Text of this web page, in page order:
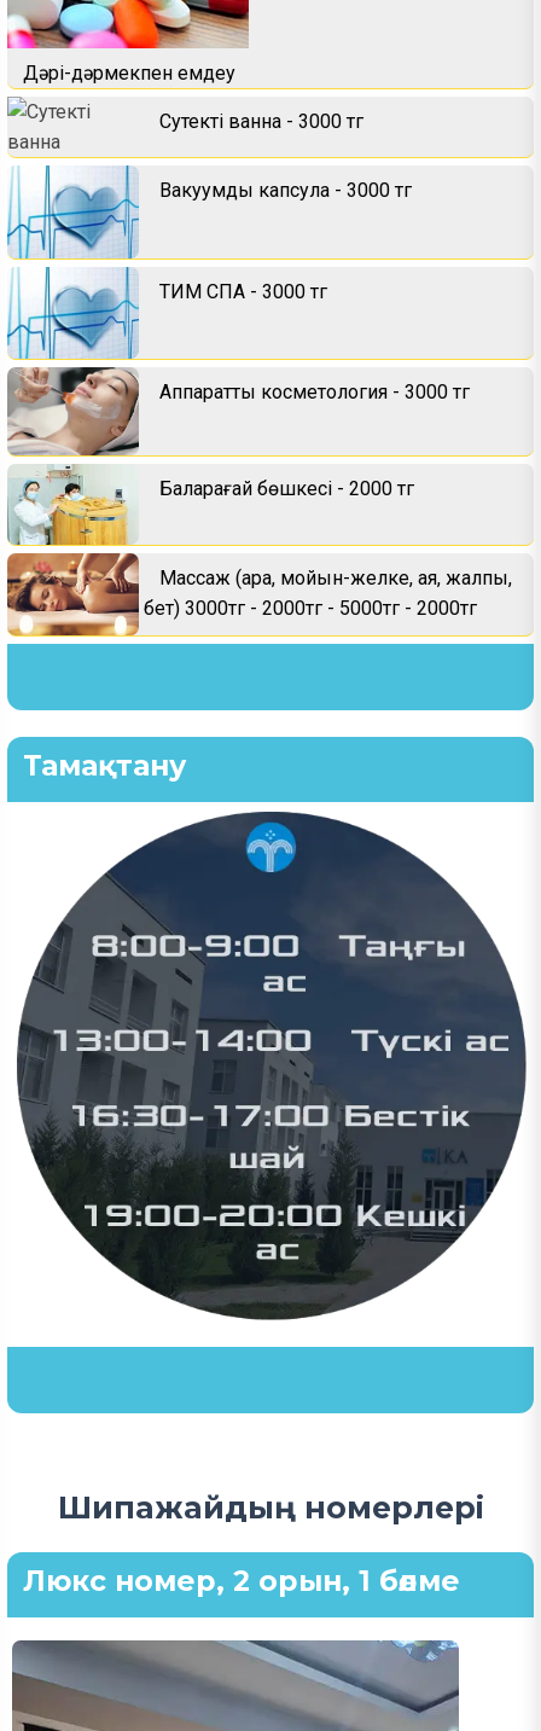
Дәрі-дәрмекпен емдеу
Сутекті ванна - 3000 тг
Вакуумды капсула - 3000 тг
ТИМ СПА - 3000 тг
Аппараттық косметология - 3000 тг
Балқарағай бөшкесі - 2000 тг
Массаж (арқа, мойын-желке, аяқ, жалпы,
бет) 3000тг - 2000тг - 5000тг - 2000тг
Тамақтану
Шипажайдың номерлері
Люкс номер, 2 орын, 1 бөлме